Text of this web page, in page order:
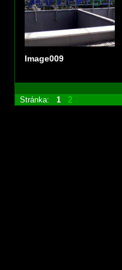
Image009
Stránka: 1 2